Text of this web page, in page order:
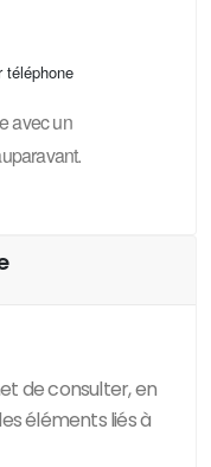
téléphone
avec un
de consulter, en
éléments liés à